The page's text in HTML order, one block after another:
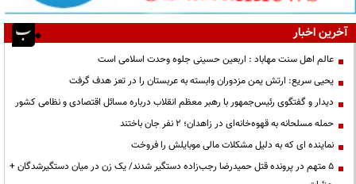
آخرین اخبار
عالم اهل سنت مهاباد : اربعین حسینی جلوه وحدت اسلامی است
یحیی سریع: ارتش یمن مزدوران وابسته به عربستان را در تعز هدف گرفت
دیدار و گفتگوی رئیس‌جمهور با رهبر معظم انقلاب درباره مسائل اقتصادی و نظامی کشور
حمله مسلحانه به قهوه‌خانه‌ای در زاهدان؛ ۲ نفر جان باختند
نماینده ای که به دلیل مشکلات مالی موبایلش را فروخت
۵ متهم در پرونده قتل حمیدرضا رجب‌زاده دستگیر شدند/ یک زن در میان دستگیرشدگان +